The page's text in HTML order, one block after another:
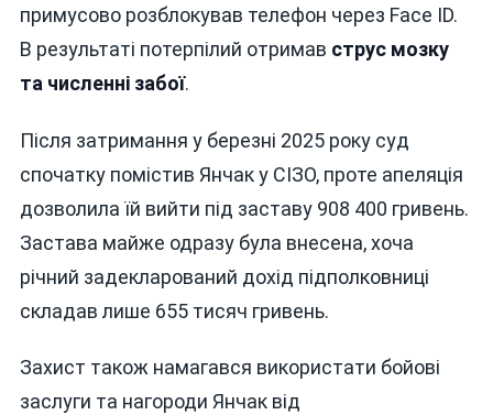
примусово розблокував телефон через Face ID.
В результаті потерпілий отримав струс мозку
та численні забої.
Після затримання у березні 2025 року суд
спочатку помістив Янчак у СІЗО, проте апеляція
дозволила їй вийти під заставу 908 400 гривень.
Застава майже одразу була внесена, хоча
річний задекларований дохід підполковниці
складав лише 655 тисяч гривень.
Захист також намагався використати бойові
заслуги та нагороди Янчак від